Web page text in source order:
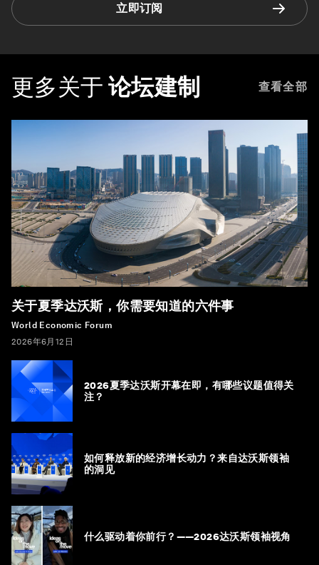
立即订阅
更多关于 论坛建制 查看全部
关于夏季达沃斯，你需要知道的六件事
World Economic Forum
2026年6月12日
2026夏季达沃斯开幕在即，有哪些议题值得关
注？
如何释放新的经济增长动力？来自达沃斯领袖
的洞见
什么驱动着你前行？——2026达沃斯领袖视角